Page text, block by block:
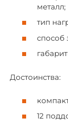
металл;
тип
способ
Достоинства:
12